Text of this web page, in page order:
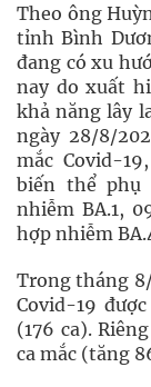
Theo ông
tỉnh Bình
đang có xu
nay do xuất
khả năng lây
ngày 28/8/
mắc Covid-
biến thể phụ
nhiễm BA.1,
hợp nhiễm
Trong tháng
Covid-19
(176 ca).
ca mắc (tăng